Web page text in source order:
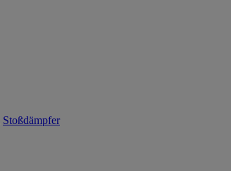
Stoßdämpfer